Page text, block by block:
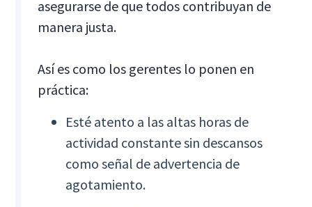
asegurarse de que todos contribuyan de
manera justa.
Así es como los gerentes lo ponen en
práctica:
Esté atento a las altas horas de
actividad constante sin descansos
como señal de advertencia de
agotamiento.